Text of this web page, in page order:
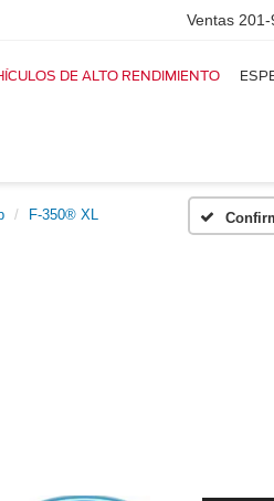
Ventas 201-
DE ALTO RENDIMIENTO
F-350® XL